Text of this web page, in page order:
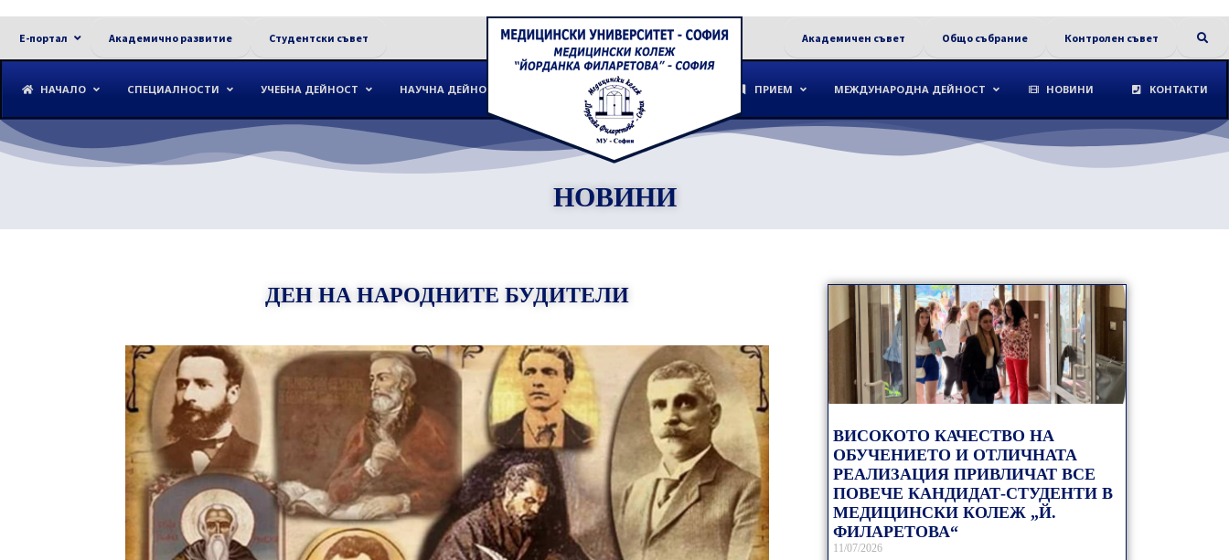
Е-портал Академично развитие Студентски съвет Контролен съвет
Общо събрание
Академичен съвет
НАЧАЛО СПЕЦИАЛНОСТИ УЧЕБНА ДЕЙНОСТ НАУЧНА ДЕЙНОСТ КОНТАКТИ
НОВИНИ
МЕЖДУНАРОДНА ДЕЙНОСТ
ПРИЕМ
НОВИНИ
ДЕН НА НАРОДНИТЕ БУДИТЕЛИ
ВИСОКОТО КАЧЕСТВО НА
ОБУЧЕНИЕТО И ОТЛИЧНАТА
РЕАЛИЗАЦИЯ ПРИВЛИЧАТ ВСЕ
ПОВЕЧЕ КАНДИДАТ-СТУДЕНТИ В
МЕДИЦИНСКИ КОЛЕЖ „Й.
ФИЛАРЕТОВА“
11/07/2026